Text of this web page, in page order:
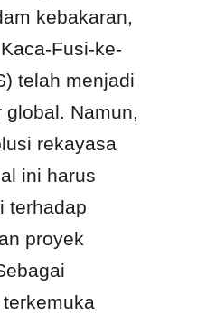
kebakaran,
Fusi-ke-
telah menjadi
global. Namun,
rekayasa
ini harus
terhadap
proyek